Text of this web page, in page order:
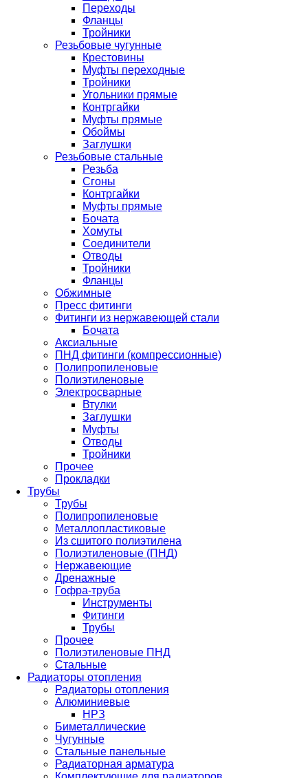
Переходы
Фланцы
Тройники
Резьбовые чугунные
Крестовины
Муфты переходные
Тройники
Угольники прямые
Контргайки
Муфты прямые
Обоймы
Заглушки
Резьбовые стальные
Резьба
Сгоны
Контргайки
Муфты прямые
Бочата
Хомуты
Соединители
Отводы
Тройники
Фланцы
Обжимные
Пресс фитинги
Фитинги из нержавеющей стали
Бочата
Аксиальные
ПНД фитинги (компрессионные)
Полипропиленовые
Полиэтиленовые
Электросварные
Втулки
Заглушки
Муфты
Отводы
Тройники
Прочее
Прокладки
Трубы
Трубы
Полипропиленовые
Металлопластиковые
Из сшитого полиэтилена
Полиэтиленовые (ПНД)
Нержавеющие
Дренажные
Гофра-труба
Инструменты
Фитинги
Трубы
Прочее
Полиэтиленовые ПНД
Стальные
Радиаторы отопления
Радиаторы отопления
Алюминиевые
НРЗ
Биметаллические
Чугунные
Стальные панельные
Радиаторная арматура